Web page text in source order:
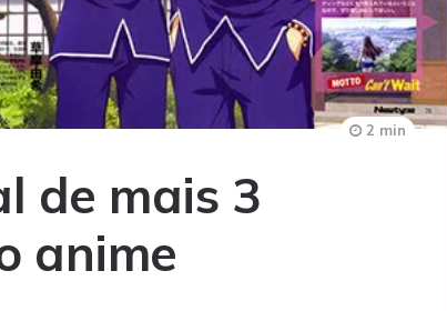
de mais 3
anime
2 min